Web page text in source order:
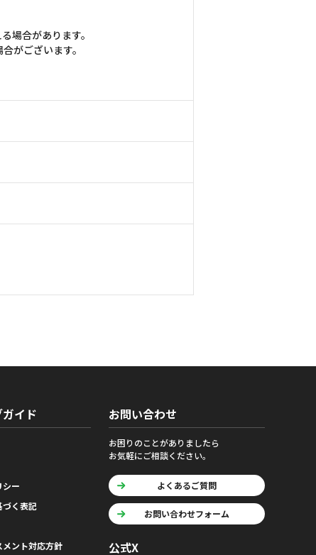
場合があります。
がございます。
イド
シー
づく表記
ント対応方針
お問い合わせ
お困りのことがありましたら
お気軽にご相談ください。
よくあるご質問
お問い合わせフォーム
公式X